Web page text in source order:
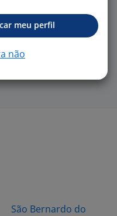
São Bernardo do
meu perfil
não